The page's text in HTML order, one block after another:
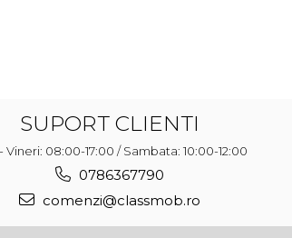
SUPORT CLIENTI
Vineri: 08:00-17:00 / Sambata: 10:00-12:00
0786367790
comenzi@classmob.ro